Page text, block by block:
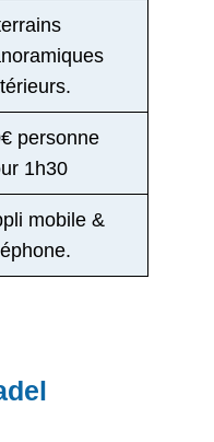
personne
1h30
mobile &